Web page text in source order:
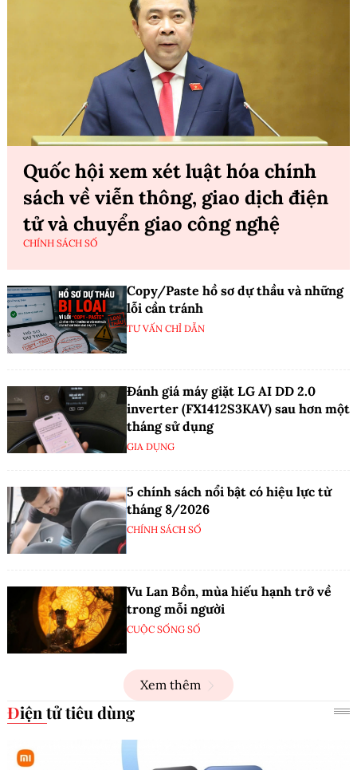
Quốc hội xem xét luật hóa chính
sách về viễn thông, giao dịch điện
tử và chuyển giao công nghệ
CHÍNH SÁCH SỐ
Copy/Paste hồ sơ dự thầu và những
lỗi cần tránh
TƯ VẤN CHỈ DẪN
Đánh giá máy giặt LG AI DD 2.0
inverter (FX1412S3KAV) sau hơn một
tháng sử dụng
GIA DỤNG
5 chính sách nổi bật có hiệu lực từ
tháng 8/2026
CHÍNH SÁCH SỐ
Vu Lan Bồn, mùa hiếu hạnh trở về
trong mỗi người
CUỘC SỐNG SỐ
Xem thêm
Điện tử tiêu dùng